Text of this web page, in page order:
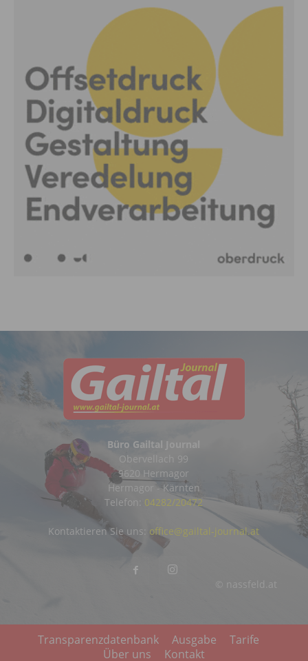
Büro Gailtal Journal
Obervellach 99
9620 Hermagor
Hermagor - Kärnten
Telefon: 04282/20472
© nassfeld.at
Kontaktieren Sie uns: office@gailtal-journal.at
Transparenzdatenbank Ausgabe
Tarife
Über uns
Kontakt